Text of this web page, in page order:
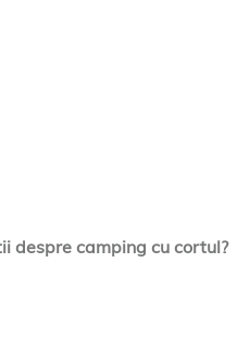
despre camping cu cortul?